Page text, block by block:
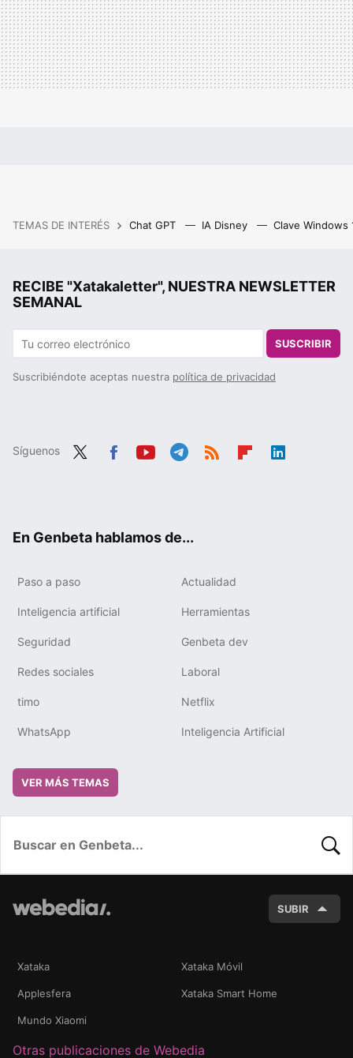
TEMAS DE INTERÉS Chat GPT IA Disney Clave Windows
RECIBE "Xatakaletter", NUESTRA NEWSLETTER
SEMANAL
SUSCRIBIR
Suscribiéndote aceptas nuestra política de privacidad
Síguenos
En Genbeta hablamos de...
Paso a paso Actualidad
Inteligencia artificial Herramientas
Seguridad Genbeta dev
Redes sociales Laboral
timo Netflix
WhatsApp Inteligencia Artificial
VER MÁS TEMAS
SUBIR
Xataka Xataka Móvil
Applesfera Xataka Smart Home
Mundo Xiaomi
Otras publicaciones de Webedia